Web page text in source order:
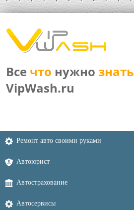
Все что нужно знать
VipWash.ru
Ремонт авто своими руками
Автоюрист
Автострахование
Автосервисы